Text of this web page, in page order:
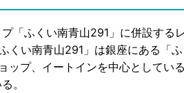
「ふくい南青山291」に併設す
くい南青山291」は銀座にある「
ップ、イートインを中心としてい
。